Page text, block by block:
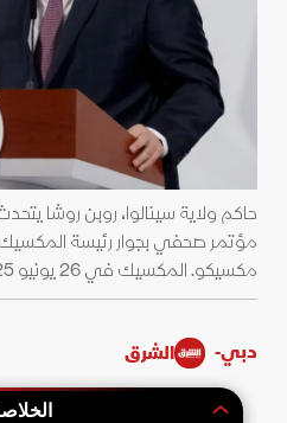
حاكم ولاية سينالوا، روبن روشا
مؤتمر صحفي بجوار رئيسة المكسيك
مكسيكو. المكسيك في 26 يونيو 2025 - reuters
دبي- الشرق